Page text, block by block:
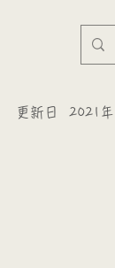
更新日 2021